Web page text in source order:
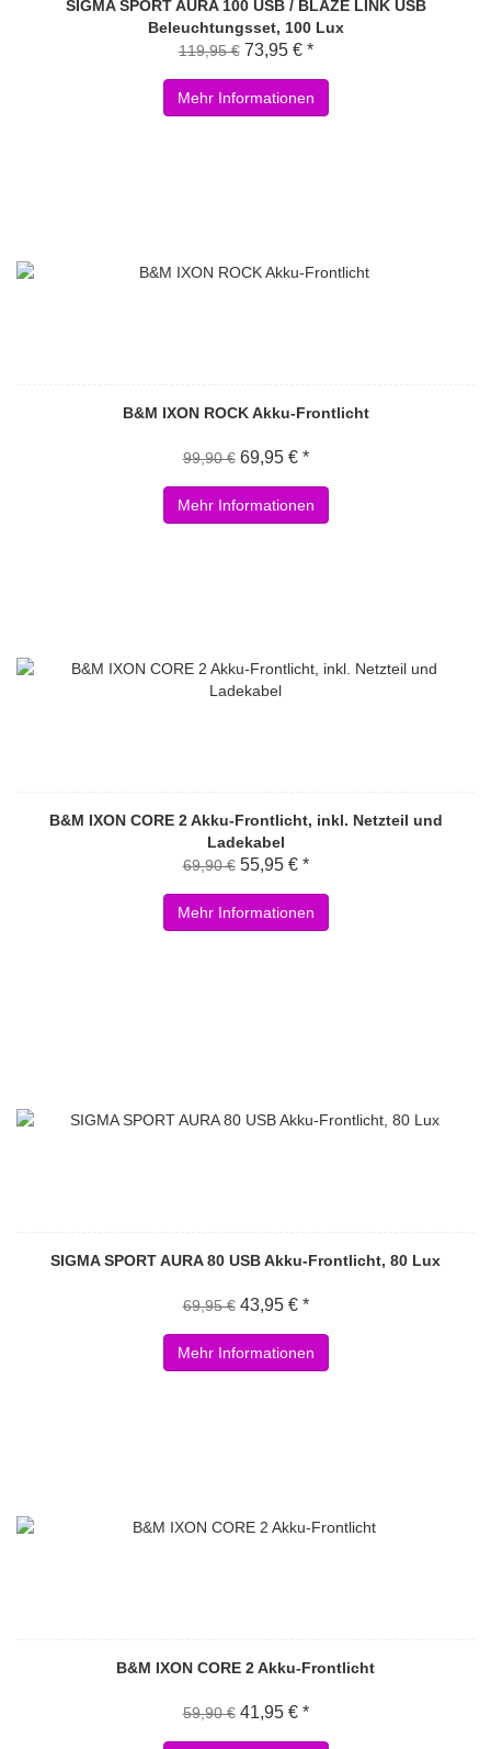
SIGMA SPORT AURA 100 USB / BLAZE LINK USB
Beleuchtungsset, 100 Lux
119,95 € 73,95 € *
Mehr Informationen
B&M IXON ROCK Akku-Frontlicht
99,90 € 69,95 € *
Mehr Informationen
B&M IXON CORE 2 Akku-Frontlicht, inkl. Netzteil und
Ladekabel
69,90 € 55,95 € *
Mehr Informationen
SIGMA SPORT AURA 80 USB Akku-Frontlicht, 80 Lux
69,95 € 43,95 € *
Mehr Informationen
B&M IXON CORE 2 Akku-Frontlicht
59,90 € 41,95 € *